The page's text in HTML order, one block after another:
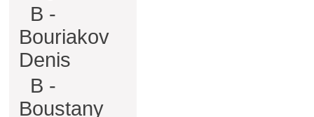
B -
Bouriakov
Denis
B -
Boustany